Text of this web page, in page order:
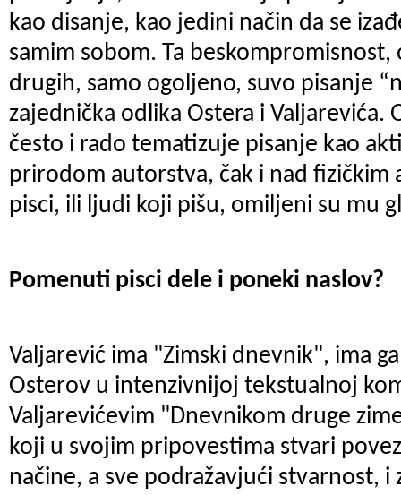
kao disanje, kao jedini način da se
samim sobom. Ta
drugih, samo ogoljeno, suvo pisanje
zajednička odlika Ostera i Valjarevića.
često i rado tematizuje pisanje kao
prirodom autorstva, čak i nad fizičkim
pisci, ili ljudi koji pišu, omiljeni su mu
Pomenuti pisci dele i poneki naslov?
Valjarević ima "Zimski dnevnik", ima
Osterov u intenzivnijoj tekstualnoj
Valjarevićevim "Dnevnikom druge
koji u svojim pripovestima stvari
načine, a sve podražavjući stvarnost, i